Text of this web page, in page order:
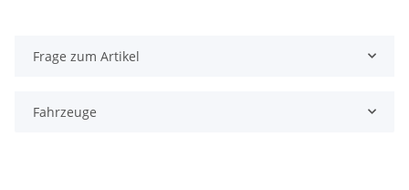
Frage zum Artikel
Fahrzeuge